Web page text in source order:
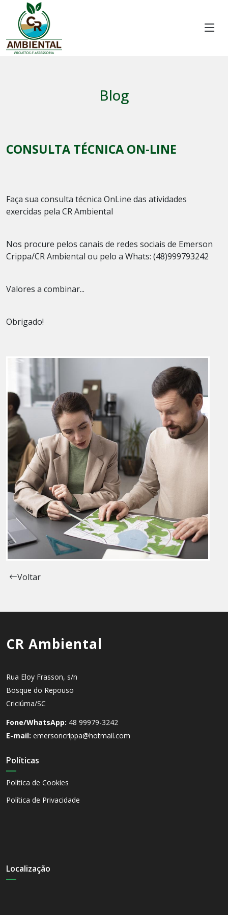
Blog
CONSULTA TÉCNICA ON-LINE
Faça sua consulta técnica OnLine das atividades
exercidas pela CR Ambiental
Nos procure pelos canais de redes sociais de Emerson
Crippa/CR Ambiental ou pelo a Whats: (48)999793242
Valores a combinar...
Obrigado!
Voltar
CR Ambiental
Rua Eloy Frasson, s/n
Bosque do Repouso
Criciúma/SC
Fone/WhatsApp: 48 99979-3242
E-mail: emersoncrippa@hotmail.com
Políticas
Política de Cookies
Política de Privacidade
Localização